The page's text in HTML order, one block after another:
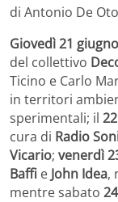
di Antonio De
Giovedì 21 giugno
del collettivo
Ticino e Carlo
in territori
sperimentali; il
cura di Radio
Vicario; venerdì
Baffi e John Idea,
mentre sabato